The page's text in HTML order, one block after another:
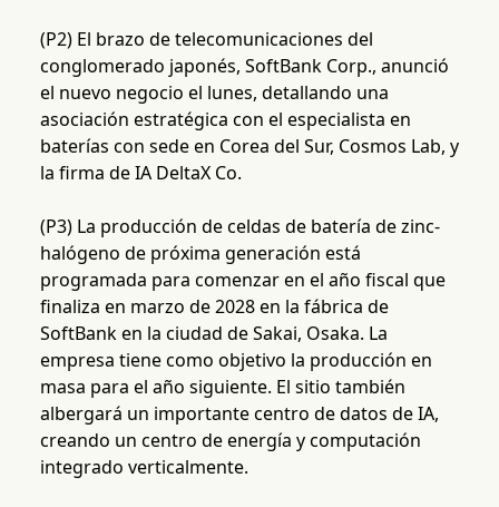
(P2) El brazo de telecomunicaciones del
conglomerado japonés, SoftBank Corp., anunció
el nuevo negocio el lunes, detallando una
asociación estratégica con el especialista en
baterías con sede en Corea del Sur, Cosmos Lab, y
la firma de IA DeltaX Co.
(P3) La producción de celdas de batería de zinc-
halógeno de próxima generación está
programada para comenzar en el año fiscal que
finaliza en marzo de 2028 en la fábrica de
SoftBank en la ciudad de Sakai, Osaka. La
empresa tiene como objetivo la producción en
masa para el año siguiente. El sitio también
albergará un importante centro de datos de IA,
creando un centro de energía y computación
integrado verticalmente.